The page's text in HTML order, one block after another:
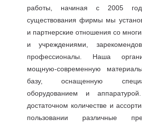
работы, начиная с 2005
существования фирмы мы
и партнерские отношения со
и учреждениями,
профессионалы. Наша
мощную-современную
базу, оснащенную
оборудованием и
достаточном количестве и
пользовании различные